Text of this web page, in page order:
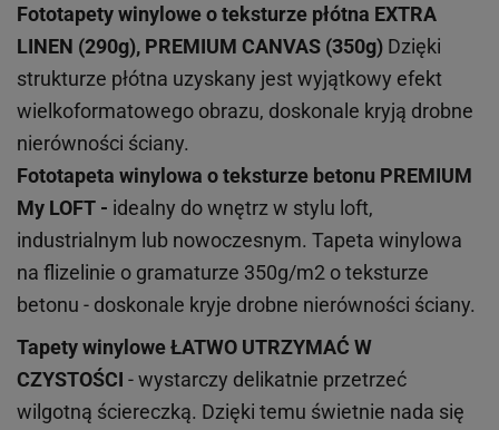
Fototapety winylowe oteksturze płótna EXTRA
LINEN (290g), PREMIUM CANVAS (350g) Dzięki
strukturze płótna uzyskany jest wyjątkowy efekt
wielkoformatowego obrazu, doskonale kryją drobne
nierówności ściany.
Fototapeta winylowa oteksturze betonu PREMIUM
My LOFT - idealny do wnętrz w stylu loft,
industrialnym lub nowoczesnym. Tapeta winylowa
na flizelinie o gramaturze 350g/m2 o teksturze
betonu - doskonale kryje drobne nierówności ściany.
Tapety winyloweŁATWO UTRZYMAĆ W
CZYSTOŚCI - wystarczy delikatnie przetrzeć
wilgotną ściereczką. Dzięki temu świetnie nada się